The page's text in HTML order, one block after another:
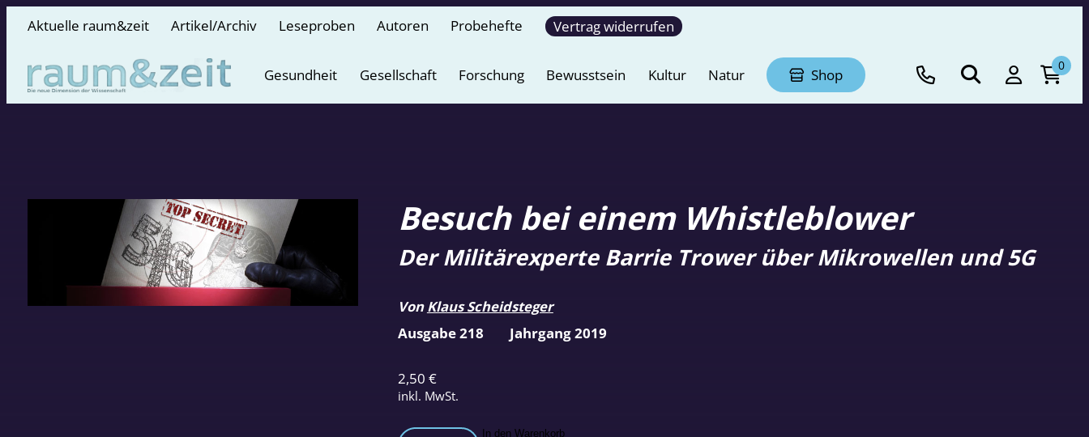
Aktuelle raum&zeit Artikel/Archiv Leseproben Autoren Probehefte Vertrag widerrufen
Gesundheit Gesellschaft Forschung Bewusstsein Kultur Natur Shop
0
Besuch bei einem Whistleblower
2,50 €
inkl. MwSt.
Der Militärexperte Barrie Trower über Mikrowellen und 5G
VonKlaus Scheidsteger
In den Warenkorb
Ausgabe 218 Jahrgang 2019